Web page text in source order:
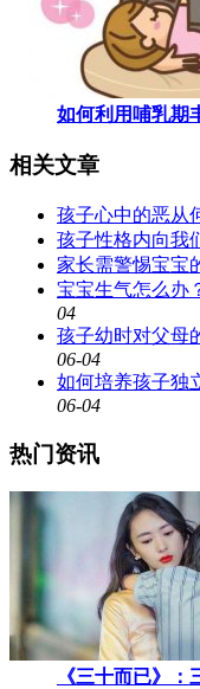
如何利用哺乳期
相关文章
孩子心中的恶从
孩子性格内向我
家长需警惕宝宝
宝宝生气怎么办
04
孩子幼时对父母
06-04
如何培养孩子独
06-04
热门资讯
《三十而已》